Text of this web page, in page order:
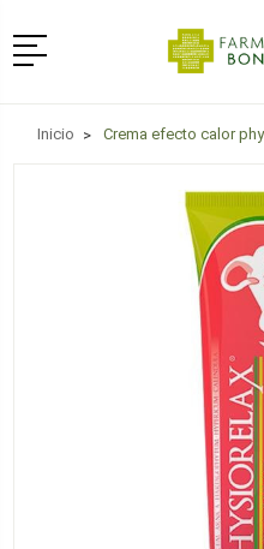
Menú
Inicio Crema efecto calor